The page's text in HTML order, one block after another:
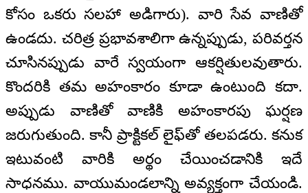
కోసం ఒకరు సలహా అడిగారు). వారి సేవ వాణితో
ఉండదు. చరిత్ర ప్రభావశాలిగా ఉన్నప్పుడు, పరివర్తన
చూసినప్పుడు వారే స్వయంగా ఆకర్షితులవుతారు.
కొందరికి తమ అహంకారం కూడా ఉంటుంది కదా.
అప్పుడు వాణితో వాణికి అహంకారపు ఘర్షణ
జరుగుతుంది. కానీ ప్రాక్టికల్ లైఫ్‌తో తలపడరు. కనుక
ఇటువంటి వారికి అర్థం చేయించడానికి ఇదే
సాధనము. వాయుమండలాన్ని అవ్యక్తంగా చేయండి.